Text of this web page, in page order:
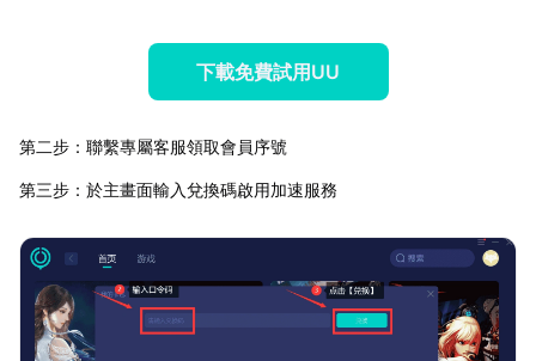
下載免費試用UU
第二步：聯繫專屬客服領取會員序號
第三步：於主畫面輸入兌換碼啟用加速服務